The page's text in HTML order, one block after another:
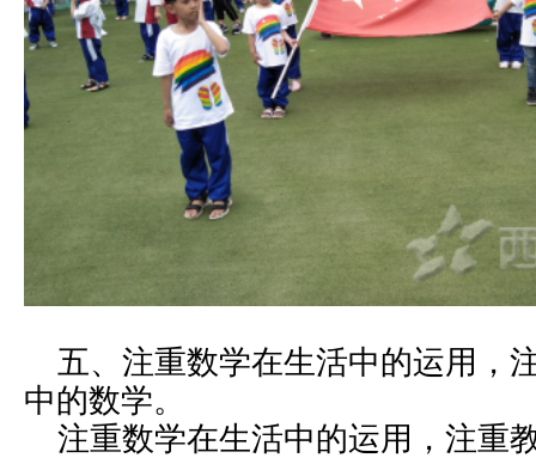
五、注重数学在生活中的运用，
中的数学。
注重数学在生活中的运用，注重